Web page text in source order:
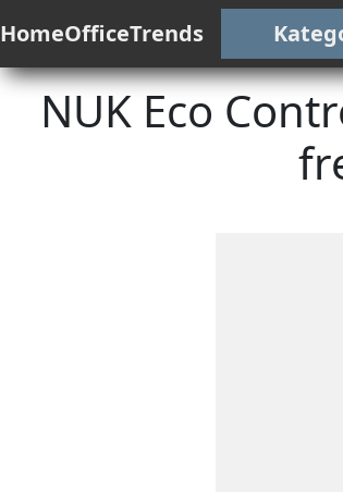
HomeOfficeTrends
NUK Eco